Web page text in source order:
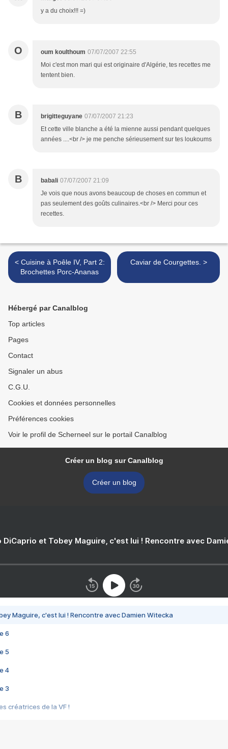
y a du choix!!! =)
O oum koulthoum 07/07/2007 22:55
Moi c'est mon mari qui est originaire d'Algérie, tes recettes me
tentent bien.
B brigitteguyane 07/07/2007 21:23
Et cette ville blanche a été la mienne aussi pendant quelques
années ....<br /> je me penche sérieusement sur tes loukoums
B babali 07/07/2007 21:09
Je vois que nous avons beaucoup de choses en commun et
pas seulement des goûts culinaires.<br /> Merci pour ces
recettes.
< Cuisine à Poêle IV, Part 2:
Brochettes Porc-Ananas
Caviar de Courgettes. >
Hébergé par Canalblog
Top articles
Pages
Contact
Signaler un abus
C.G.U.
Cookies et données personnelles
Préférences cookies
Voir le profil de Scherneel sur le portail Canalblog
Créer un blog sur Canalblog
Créer un blog
DiCaprio et Tobey Maguire, c'est lui ! Rencontre avec
Maguire, c'est lui ! Rencontre avec Damien Witecka
6
5
4
3
créatrices de la VF !